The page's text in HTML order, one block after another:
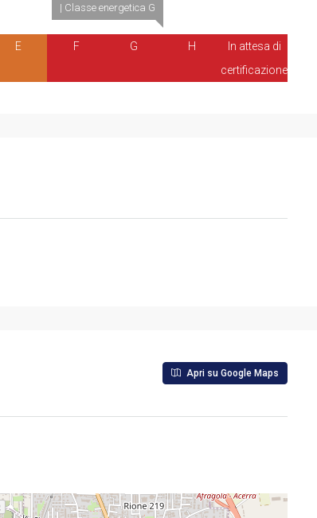
E F
| Classe energetica G
G H
In attesa di
certificazione
Apri su Google Maps